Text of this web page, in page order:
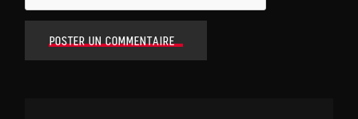
POSTER UN COMMENTAIRE